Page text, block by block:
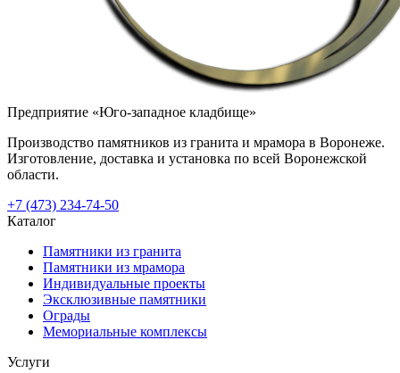
Предприятие «Юго-западное кладбище»
Производство памятников из гранита и мрамора в Воронеже.
Изготовление, доставка и установка по всей Воронежской
области.
+7 (473) 234-74-50
Каталог
Памятники из гранита
Памятники из мрамора
Индивидуальные проекты
Эксклюзивные памятники
Ограды
Мемориальные комплексы
Услуги